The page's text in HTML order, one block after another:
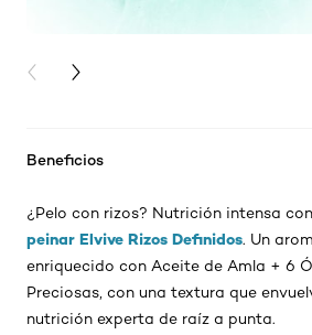
PREVIOUS CARD
NEXT CARD
Beneficios
¿Pelo con rizos? Nutrición intensa
peinar Elvive Rizos Definidos. Un
enriquecido con Aceite de Amla + 6
Preciosas, con una textura que
nutrición experta de raíz a punta.